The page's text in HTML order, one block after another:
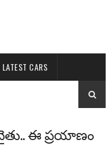
LATEST CARS
ఈ ప్రయాణం